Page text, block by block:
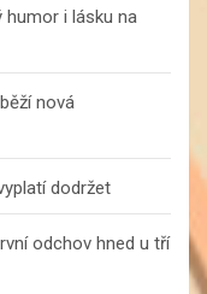
humor i lásku na
nová
dodržet
odchov hned u tří